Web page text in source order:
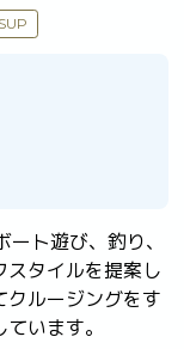
SUP
ト遊び、釣り、
スタイルを提案し
クルージングをす